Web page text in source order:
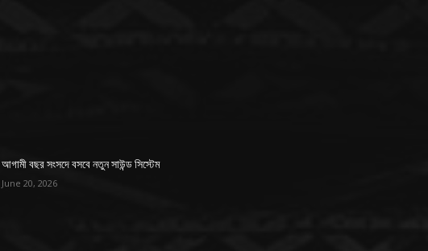
আগামী বছর সংসদে বসবে নতুন সাউন্ড সিস্টেম
June 20, 2026